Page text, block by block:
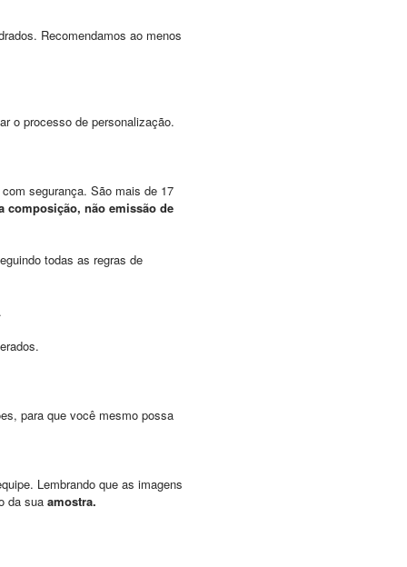
Recomendamos ao menos
o processo de personalização.
segurança. São mais de 17
composição, não emissão de
todas as regras de
para que você mesmo possa
Lembrando que as imagens
da sua amostra.